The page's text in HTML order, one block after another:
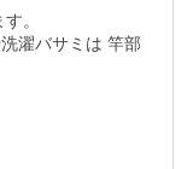
。
濯バサミは 竿部